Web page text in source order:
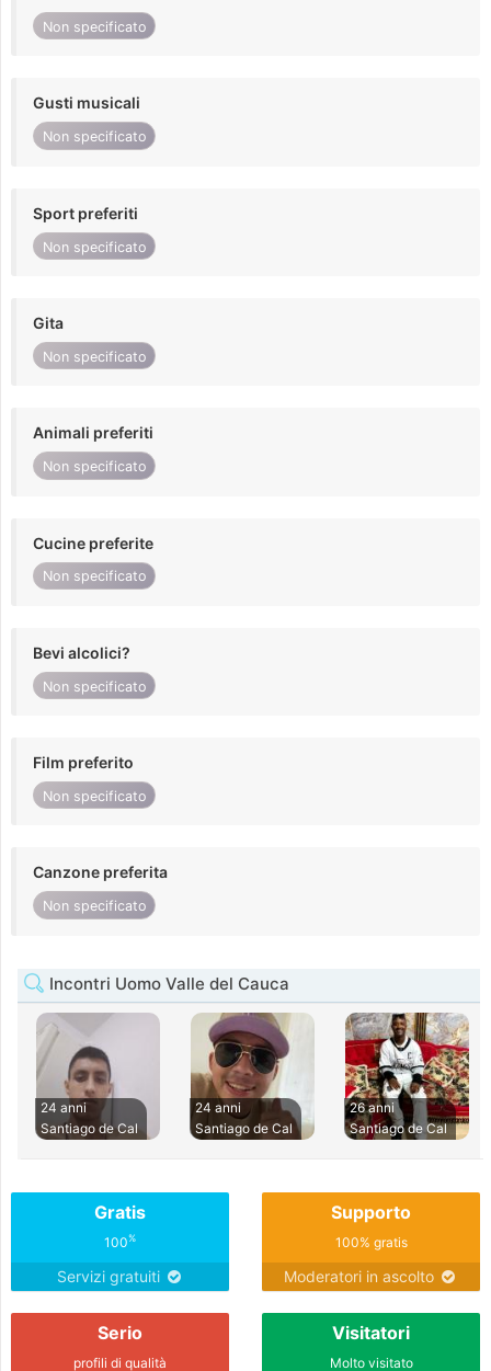
Non specificato
Gusti musicali
Non specificato
Sport preferiti
Non specificato
Gita
Non specificato
Animali preferiti
Non specificato
Cucine preferite
Non specificato
Bevi alcolici?
Non specificato
Film preferito
Non specificato
Canzone preferita
Non specificato
Incontri Uomo Valle del Cauca
24 anni
Santiago de Cal
24 anni
Santiago de Cal
26 anni
Santiago de Cal
Gratis
100%
Servizi gratuiti
Supporto
100% gratis
Moderatori in ascolto
Serio
profili di qualità
Visitatori
Molto visitato